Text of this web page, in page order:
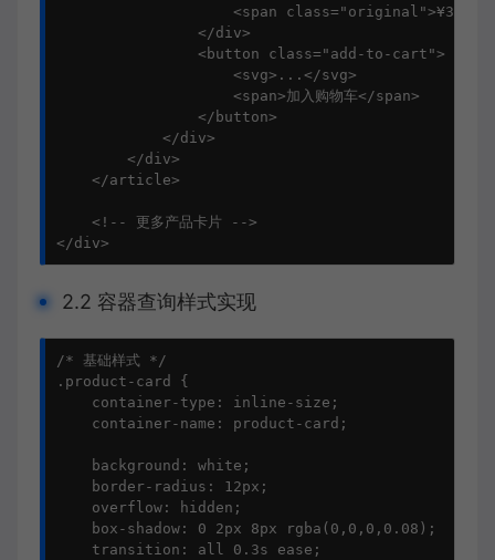
<span
                </div>
                <button class="add-to-cart">
                    <svg>...</svg>
                    <span>加入购物车</span>
                </button>
            </div>
        </div>
    </article>
    <!-- 更多产品卡片 -->
</div>
2.2 容器查询样式实现
/* 基础样式 */
.product-card {
    container-type: inline-size;
    container-name: product-card;
    background: white;
    border-radius: 12px;
    overflow: hidden;
    box-shadow: 0 2px 8px rgba(0,0,0,0.08);
    transition: all 0.3s ease;